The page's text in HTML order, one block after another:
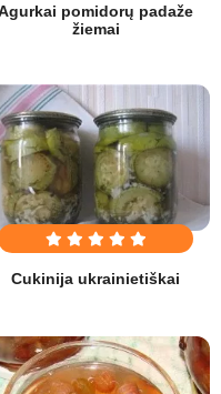
pomidorų padaže
žiemai
Cukinija ukrainietiškai